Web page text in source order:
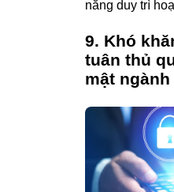
năng duy trì
9. Khó
tuân thủ
mật ngành